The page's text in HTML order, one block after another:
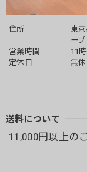
住所
東
ー
営業時間
11
定休日
無休
送料について
11,000円以上の